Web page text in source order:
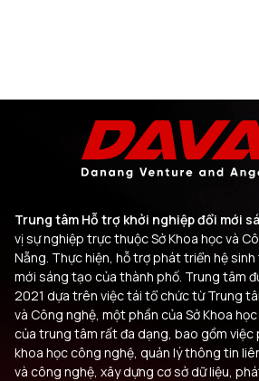
Trung tâm Hỗ trợ khởi nghiệp đổi mới
vị sự nghiệp trực thuộc Sở Khoa học và
Nẵng. Thực hiện, hỗ trợ phát triển hệ
mới sáng tạo của thành phố. Trung tâm
2021 dựa trên việc tái tổ chức từ Trung
và Công nghệ, một phần của Sở Khoa
của trung tâm rất đa dạng, bao gồm
khoa học công nghệ, quản lý thông tin
và công nghệ, xây dựng cơ sở dữ liệu,